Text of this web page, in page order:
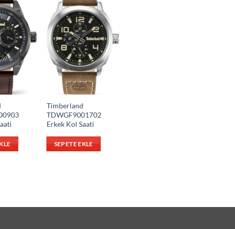
Timberland
TDWGF9001702
Erkek Kol Saati
SEPETE EKLE